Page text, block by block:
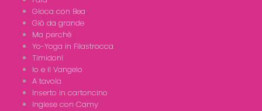
Gioca con Bea
Giò da grande
Ma perchè
Yo-Yoga in Filastrocca
Timidoni
Io e il Vangelo
A tavola
Inserto in cartoncino
Inglese con Camy